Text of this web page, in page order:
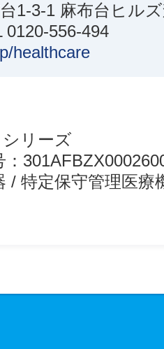
1-3-1 麻布台ヒル
0120-556-494
healthcare
リーズ
：
/ 特定保守管理医療